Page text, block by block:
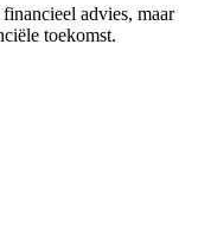
advies, maar
toekomst.